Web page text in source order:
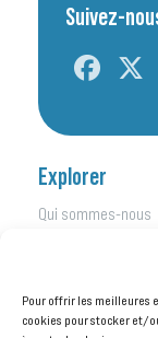
Pour offrir les meilleures
cookies pour stocker et/
Explorer
Qui sommes-nous
Nos actualités
Nos publications
Suivez-